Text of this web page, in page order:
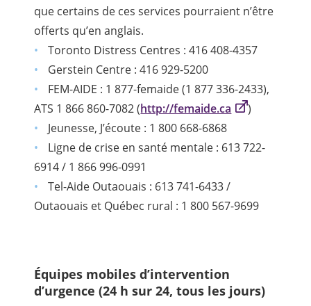
que certains de ces services pourraient n’être
offerts qu’en anglais.
Toronto Distress Centres : 416 408-4357
Gerstein Centre : 416 929-5200
FEM-AIDE : 1 877-femaide (1 877 336-2433),
ATS 1 866 860-7082 (http://femaide.ca
)
Jeunesse, J’écoute : 1 800 668-6868
Ligne de crise en santé mentale : 613 722-
6914 / 1 866 996-0991
Tel-Aide Outaouais : 613 741-6433 /
Outaouais et Québec rural : 1 800 567-9699
Équipes mobiles d’intervention
d’urgence (24 h sur 24, tous les jours)